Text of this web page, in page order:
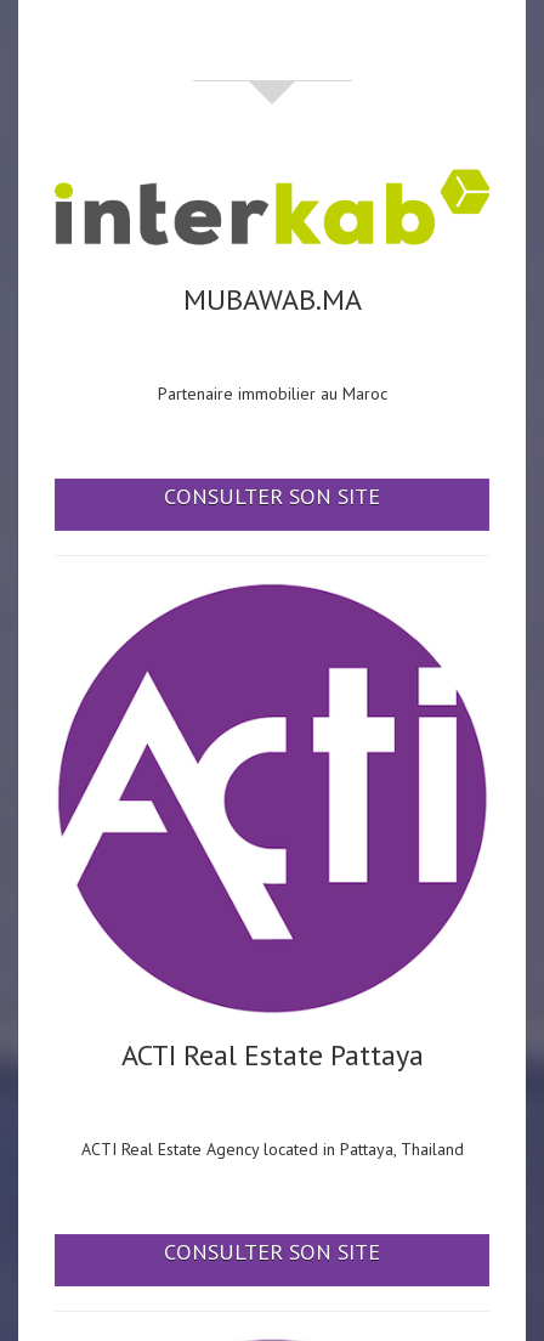
MUBAWAB.MA
Partenaire immobilier au Maroc
CONSULTER SON SITE
ACTI Real Estate Pattaya
ACTI Real Estate Agency located in Pattaya, Thailand
CONSULTER SON SITE